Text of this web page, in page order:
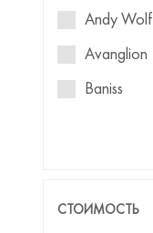
Andy Wolf
Avanglion
Baniss
СТОИМОСТЬ